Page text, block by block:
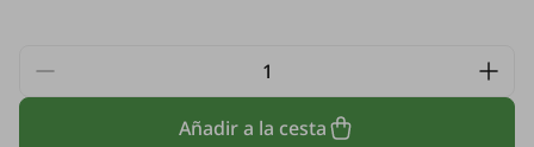
Añadir a la cesta